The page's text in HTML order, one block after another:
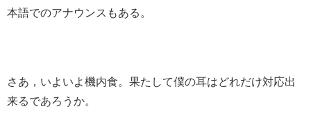
本語でのアナウンスもある。
さあ，いよいよ機内食。果たして僕の耳はどれだけ対応出
来るであろうか。